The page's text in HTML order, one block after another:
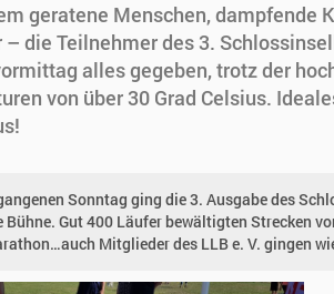
geratene Menschen, dampfende
– die Teilnehmer des 3.
alles gegeben, trotz der
von über 30 Grad Celsius.
Sonntag ging die 3. Ausgabe des
Bühne. Gut 400 Läufer bewältigten Strecken
Mitglieder des LLB e. V. gingen